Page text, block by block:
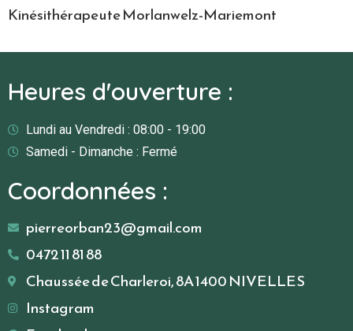
Kinésithérapeute Morlanwelz-Mariemont
Heures d'ouverture :
Lundi au Vendredi : 08:00 - 19:00
Samedi - Dimanche : Fermé
Coordonnées :
pierreorban23@gmail.com
0472 11 81 88
Chaussée de Charleroi, 8A 1400 NIVELLES
Instagram